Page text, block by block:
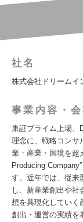
社名
株式会社ドリームイ
事業内容・
東証プライム上場、
理念に、戦略コンサ
業・産業・国境を超
Producing
す。近年では、従来
し、新産業創出や
想を具現化していく
創出・運営の実績を